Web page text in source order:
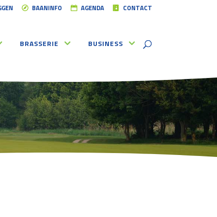
BAANINFO AGENDA CONTACT
BRASSERIE BUSINESS